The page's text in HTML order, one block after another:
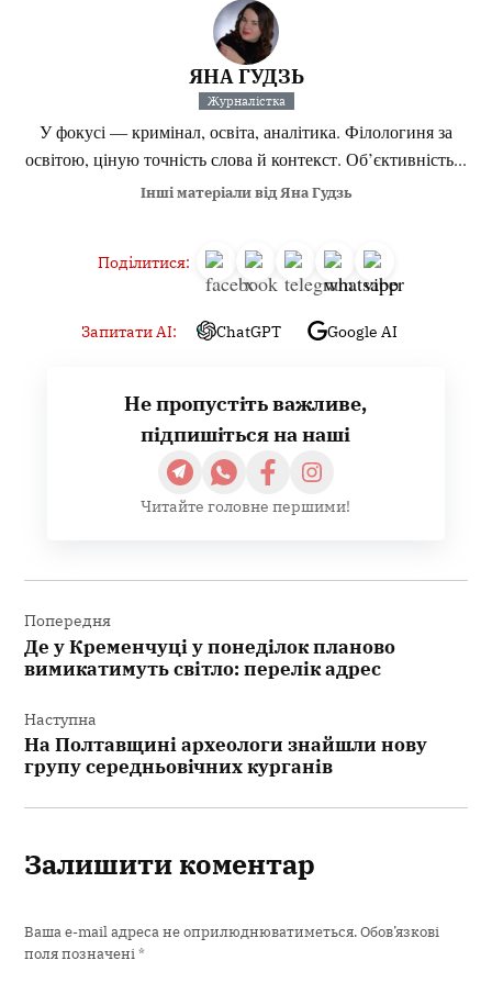
ЯНА ГУДЗЬ
Журналістка
У фокусі — кримінал, освіта, аналітика. Філологиня за
освітою, ціную точність слова й контекст. Об’єктивність...
Інші матеріали від Яна Гудзь
Поділитися:
Запитати AI: ChatGPT Google AI
Не пропустіть важливе,
підпишіться на наші
Читайте головне першими!
записів
Попередня
Де у Кременчуці у понеділок планово
вимикатимуть світло: перелік адрес
Наступна
На Полтавщині археологи знайшли нову
групу середньовічних курганів
Залишити коментар
Ваша e-mail адреса не оприлюднюватиметься. Обов’язкові
поля позначені*